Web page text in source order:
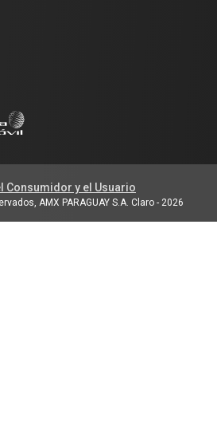
AMX PARAGUAY S.A. Claro - 2026
Consumidor y el Usuario